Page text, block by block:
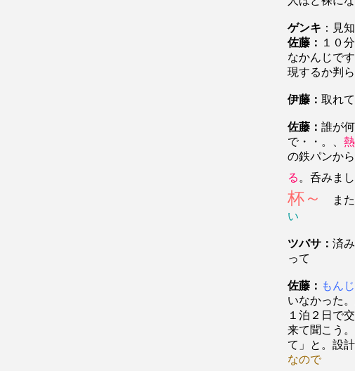
ゲンキ ：見
佐藤： １０
なかんじで
現するか判
伊藤： 取れ
佐藤： 誰が
で・・。、
の鉄パンか
る 。呑みま
杯～
また
い
ツバサ： 済
って
佐藤： もん
いなかった
１泊２日で
来て聞こう
て」と。設
なので